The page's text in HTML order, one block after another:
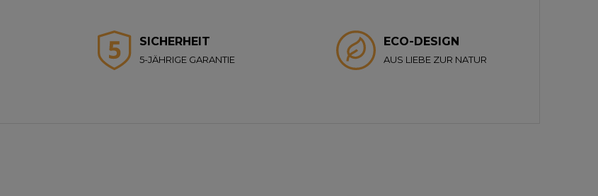
SICHERHEIT
5-JÄHRIGE GARANTIE
ECO-DESIGN
AUS LIEBE ZUR NATUR